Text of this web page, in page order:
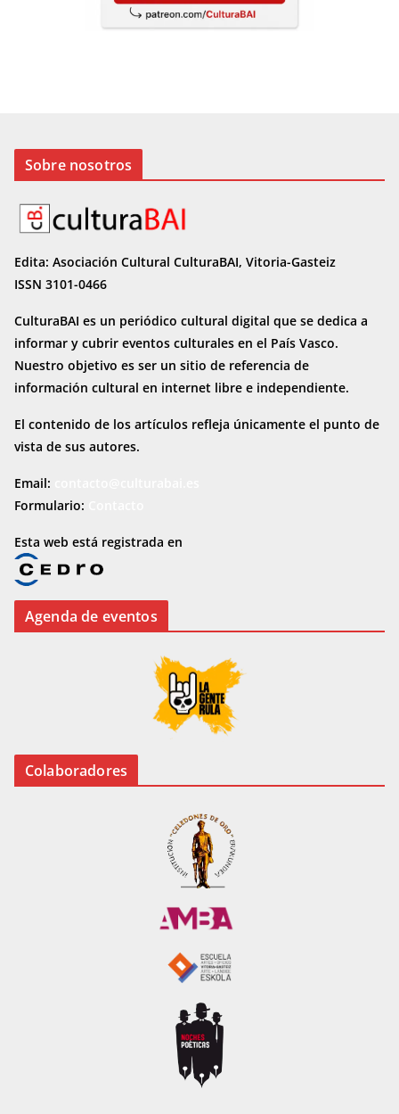
Sobre nosotros
Edita: Asociación Cultural CulturaBAI, Vitoria-Gasteiz
ISSN 3101-0466
CulturaBAI es un periódico cultural digital que se dedica a
informar y cubrir eventos culturales en el País Vasco.
Nuestro objetivo es ser un sitio de referencia de
información cultural en internet libre e independiente.
El contenido de los artículos refleja únicamente el punto de
vista de sus autores.
Email:
Formulario:
Esta web está registrada en
Agenda de eventos
Colaboradores